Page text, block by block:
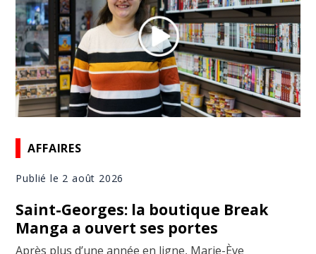
AFFAIRES
Publié le 2 août 2026
Saint-Georges: la boutique Break
Manga a ouvert ses portes
Après plus d’une année en ligne, Marie-Ève